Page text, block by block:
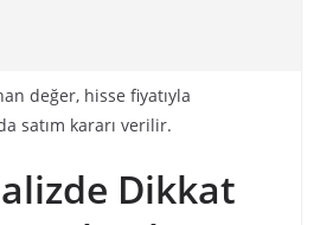
değer, hisse fiyatıyla
satım kararı verilir.
Dikkat